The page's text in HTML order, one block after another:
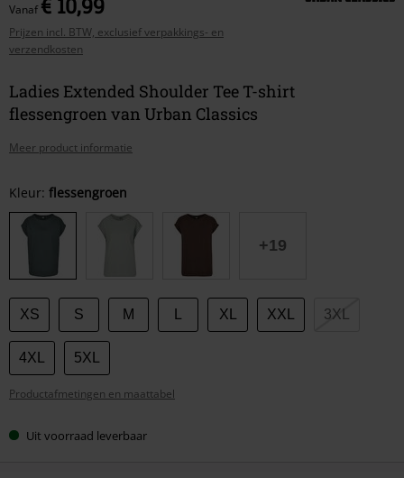
Vanaf
Prijzen incl. BTW, exclusief verpakkings- en
verzendkosten
Ladies Extended Shoulder Tee T-shirt
flessengroen van Urban Classics
Meer product informatie
Kies
je
maat
Kleur: flessengroen
+19
XS S M XL XXL 3XL
4XL 5XL
Productafmetingen en maattabel
Uit voorraad leverbaar